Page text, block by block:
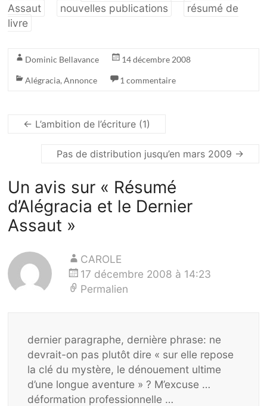
Assaut
nouvelles publications
résumé de
livre
Dominic Bellavance 14 décembre 2008
Alégracia,Annonce 1 commentaire
← L’ambition de l’écriture (1)
Pas de distribution jusqu’en mars 2009 →
Un avis sur « Résumé
d’Alégracia et le Dernier
Assaut »
CAROLE
17 décembre 2008 à 14:23
Permalien
dernier paragraphe, dernière phrase: ne
devrait-on pas plutôt dire « sur elle repose
la clé du mystère, le dénouement ultime
d’une longue aventure » ? M’excuse …
déformation professionnelle …